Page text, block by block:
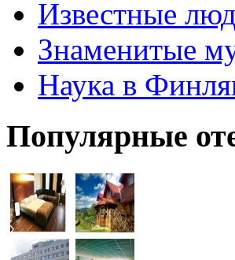
Известные
Знаменитые
Наука в
Популярные